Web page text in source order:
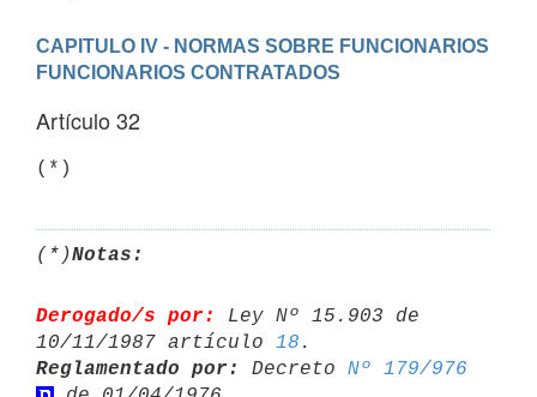
CAPITULO IV - NORMAS SOBRE FUNCIONARIOS
FUNCIONARIOS CONTRATADOS
Artículo 32
(*)Notas:
Derogado/s por:
Ley Nº 15.903 de
10/11/1987 artículo 18
Reglamentado por:
Decreto Nº 179/976